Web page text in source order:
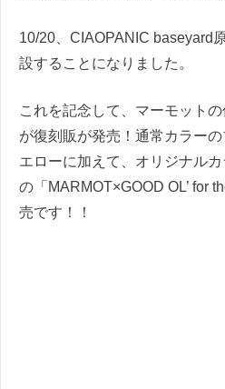
10/20、CIAOPANIC baseyard
設することになりました。
これを記念して、マーモット
が復刻販が発売！通常カラー
エローに加えて、オリジナル
の「MARMOT×GOOD OL’ for
売です！！